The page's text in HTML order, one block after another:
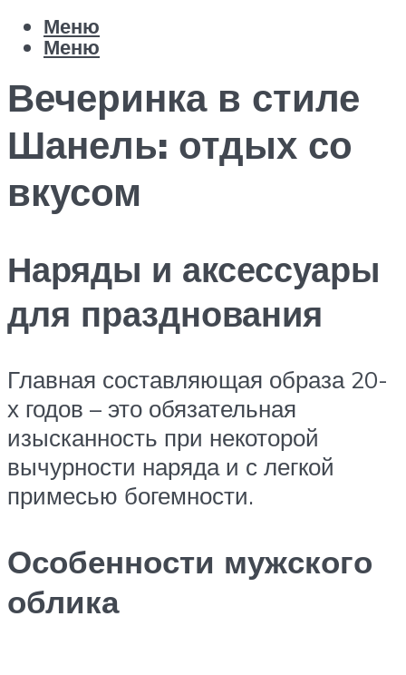
Меню
Меню
Вечеринка в стиле
Шанель: отдых со
вкусом
Наряды и аксессуары
для празднования
Главная составляющая образа 20-
х годов – это обязательная
изысканность при некоторой
вычурности наряда и с легкой
примесью богемности.
Особенности мужского
облика